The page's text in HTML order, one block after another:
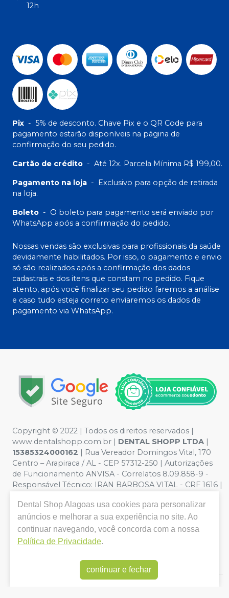
12h
Pix - 5% de desconto. Chave Pix e o QR Code para
pagamento estarão disponíveis na página de
confirmação do seu pedido.
Cartão de crédito - Até 12x. Parcela Mínima R$ 199,00.
Pagamento na loja - Exclusivo para opção de retirada
na loja.
Boleto - O boleto para pagamento será enviado por
WhatsApp após a confirmação do pedido.
Nossas vendas são exclusivas para profissionais da saúde
devidamente habilitados. Por isso, o pagamento e envio
só são realizados após a confirmação dos dados
cadastrais e dos itens que constam no pedido. Fique
atento, após você finalizar seu pedido faremos a análise
e caso tudo esteja correto enviaremos os dados de
pagamento via WhatsApp.
Copyright © 2022 | Todos os direitos reservados |
www.dentalshopp.com.br | DENTAL SHOPP LTDA |
15385324000162 | Rua Vereador Domingos Vital, 170
Centro – Arapiraca / AL - CEP 57312-250 | Autorizações
de Funcionamento ANVISA - Correlatos 8.09.858-9 -
Responsável Técnico: IRAN BARBOSA VITAL - CRF 1616 |
ilustrativas - Os preços e condições da loja virtual estão
sujeitos a alterações. Em caso de divergência de preços
no site, o valor válido é o do Carrinho de Compra. Não
vendemos por atacado, por isso nos reservamos o
Dental Shop Alagoas usa cookies para personalizar
anúncios e melhorar a sua experiência no site. Ao
continuar navegando, você concorda com a nossa
Política de Privacidade.
continuar e fechar